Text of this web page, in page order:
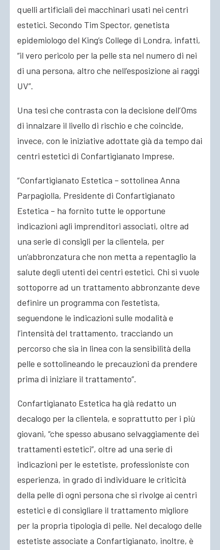
quelli artificiali dei macchinari usati nei centri
estetici. Secondo Tim Spector, genetista
epidemiologo del King’s College di Londra, infatti,
“il vero pericolo per la pelle sta nel numero di nei
di una persona, altro che nell’esposizione ai raggi
UV”.
Una tesi che contrasta con la decisione dell’Oms
di innalzare il livello di rischio e che coincide,
invece, con le iniziative adottate già da tempo dai
centri estetici di Confartigianato Imprese.
“Confartigianato Estetica – sottolinea Anna
Parpagiolla, Presidente di Confartigianato
Estetica – ha fornito tutte le opportune
indicazioni agli imprenditori associati, oltre ad
una serie di consigli per la clientela, per
un’abbronzatura che non metta a repentaglio la
salute degli utenti dei centri estetici. Chi si vuole
sottoporre ad un trattamento abbronzante deve
definire un programma con l’estetista,
seguendone le indicazioni sulle modalità e
l’intensità del trattamento, tracciando un
percorso che sia in linea con la sensibilità della
pelle e sottolineando le precauzioni da prendere
prima di iniziare il trattamento”.
Confartigianato Estetica ha già redatto un
decalogo per la clientela, e soprattutto per i più
giovani, “che spesso abusano selvaggiamente dei
trattamenti estetici”, oltre ad una serie di
indicazioni per le estetiste, professioniste con
esperienza, in grado di individuare le criticità
della pelle di ogni persona che si rivolge ai centri
estetici e di consigliare il trattamento migliore
per la propria tipologia di pelle. Nel decalogo delle
estetiste associate a Confartigianato, inoltre, è